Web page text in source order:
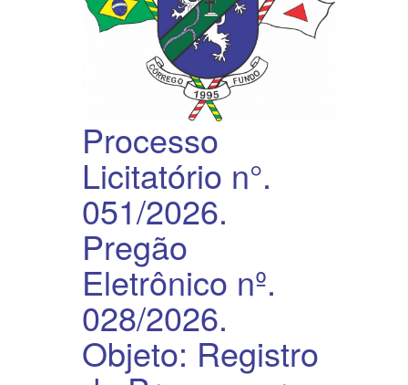
Processo
Licitatório n°.
051/2026.
Pregão
Eletrônico nº.
028/2026.
Objeto: Registro